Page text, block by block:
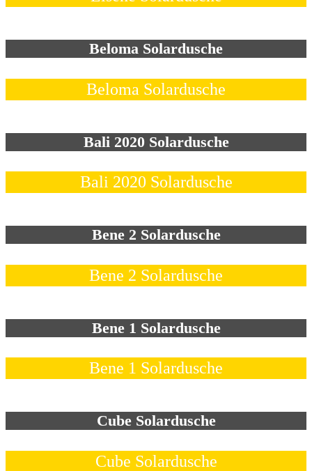
Beloma Solardusche
Beloma Solardusche
Bali 2020 Solardusche
Bali 2020 Solardusche
Bene 2 Solardusche
Bene 2 Solardusche
Bene 1 Solardusche
Bene 1 Solardusche
Cube Solardusche
Cube Solardusche